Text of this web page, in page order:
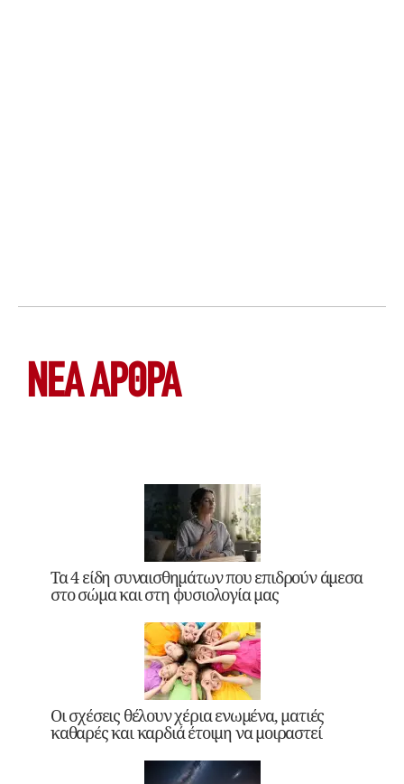
ΝΕΑ ΆΡΘΡΑ
Τα 4 είδη συναισθημάτων που επιδρούν άμεσα
στο σώμα και στη φυσιολογία μας
Οι σχέσεις θέλουν χέρια ενωμένα, ματιές
καθαρές και καρδιά έτοιμη να μοιραστεί